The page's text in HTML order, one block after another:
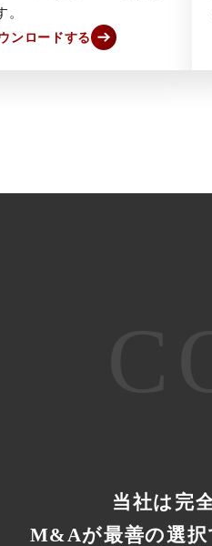
。
ンロードする
当社は完
M&Aが最善の選択